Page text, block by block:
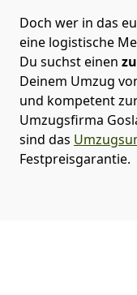
Doch wer in das
eine logistische
Du suchst einen
Deinem Umzug
und kompetent
Umzugsfirma
sind das
Festpreisgarantie.